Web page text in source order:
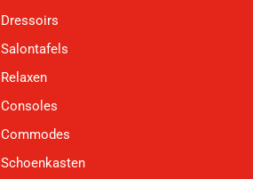
Dressoirs
Salontafels
Relaxen
Consoles
Commodes
Schoenkasten